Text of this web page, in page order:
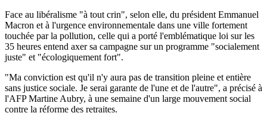
Face au libéralisme "à tout crin", selon elle, du président Emmanuel
Macron et à l'urgence environnementale dans une ville fortement
touchée par la pollution, celle qui a porté l'emblématique loi sur les
35 heures entend axer sa campagne sur un programme "socialement
juste" et "écologiquement fort".
"Ma conviction est qu'il n'y aura pas de transition pleine et entière
sans justice sociale. Je serai garante de l'une et de l'autre", a précisé à
l'AFP Martine Aubry, à une semaine d'un large mouvement social
contre la réforme des retraites.